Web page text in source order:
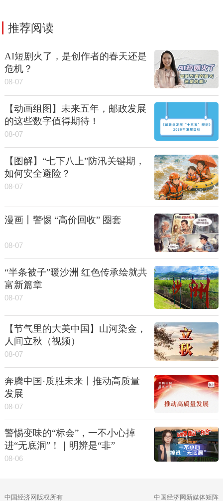
推荐阅读
AI短剧火了，是创作者的春天还是
危机？
08-07
【动画组图】未来五年，邮政发展
的这些数字值得期待！
08-07
【图解】“七下八上”防汛关键期，
如何安全避险？
08-07
漫画丨警惕 “高价回收” 圈套
08-07
“半条被子”暖沙洲 红色传承绘就共
富新篇章
08-07
【节气里的大美中国】山河染金，
人间立秋（视频）
08-07
奔腾中国·质胜未来丨推动高质量
发展
08-07
警惕变味的“标会”，一不小心掉
进“无底洞”！｜明辨是“非”
08-06
中国经济网版权所有 中国经济网新媒体矩阵